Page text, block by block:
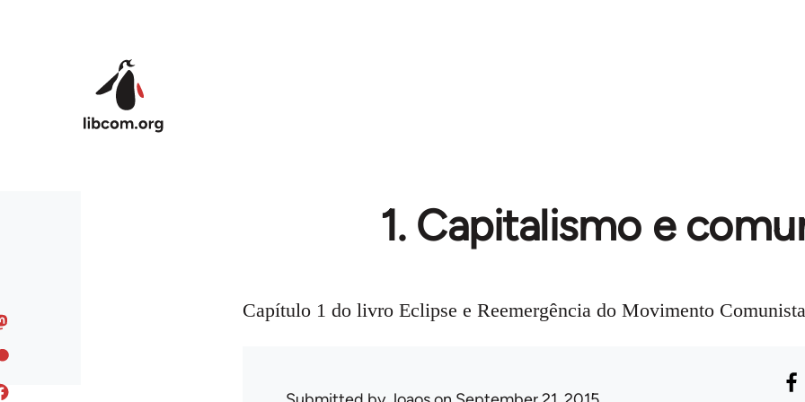
1. Capitalismo e
Capítulo 1 do livro Eclipse e Reemergência do Movimento